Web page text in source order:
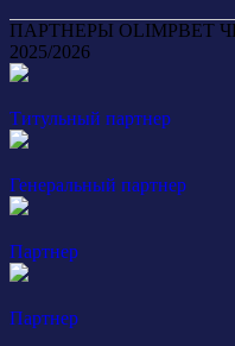
ПАРТНЕРЫ
2025/2026
Титульный партнер
Генеральный партнер
Партнер
Партнер